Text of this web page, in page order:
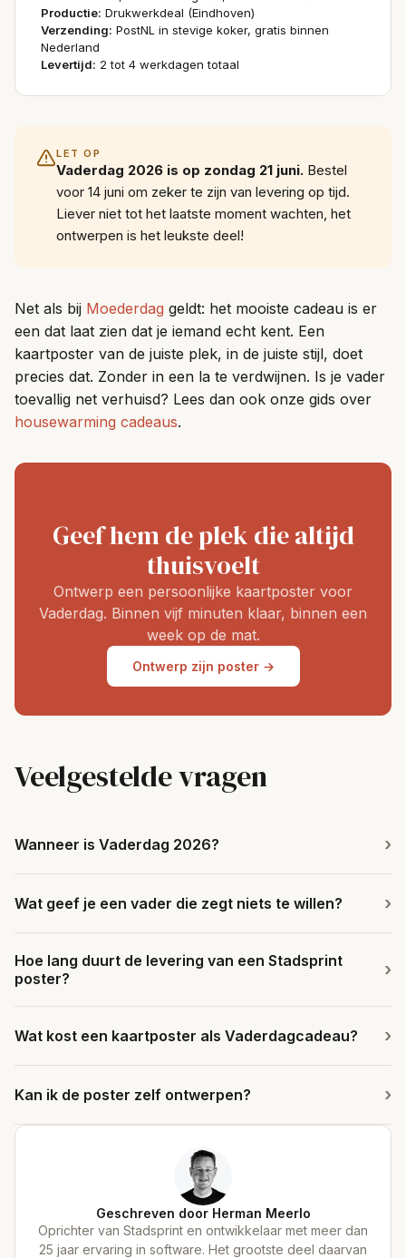
Productie: Drukwerkdeal (Eindhoven)
Verzending: PostNL in stevige koker, gratis binnen
Nederland
Levertijd: 2 tot 4 werkdagen totaal
LET OP
Vaderdag 2026 is op zondag 21 juni. Bestel
voor 14 juni om zeker te zijn van levering op tijd.
Liever niet tot het laatste moment wachten, het
ontwerpen is het leukste deel!
Net als bij Moederdag geldt: het mooiste cadeau is er
een dat laat zien dat je iemand echt kent. Een
kaartposter van de juiste plek, in de juiste stijl, doet
precies dat. Zonder in een la te verdwijnen. Is je vader
toevallig net verhuisd? Lees dan ook onze gids over
housewarming cadeaus.
Geef hem de plek die altijd
thuisvoelt
Ontwerp een persoonlijke kaartposter voor
Vaderdag. Binnen vijf minuten klaar, binnen een
week op de mat.
Ontwerp zijn poster →
Veelgestelde vragen
Wanneer is Vaderdag 2026?
Wat geef je een vader die zegt niets te willen?
Hoe lang duurt de levering van een Stadsprint
poster?
Wat kost een kaartposter als Vaderdagcadeau?
Kan ik de poster zelf ontwerpen?
Geschreven door Herman Meerlo
Oprichter van Stadsprint en ontwikkelaar met meer dan
25 jaar ervaring in software. Het grootste deel daarvan